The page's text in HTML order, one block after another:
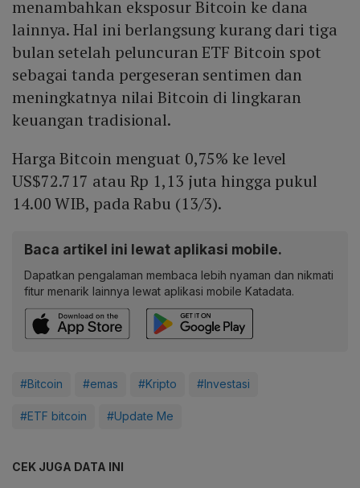
menambahkan eksposur Bitcoin ke dana
lainnya. Hal ini berlangsung kurang dari tiga
bulan setelah peluncuran ETF Bitcoin spot
sebagai tanda pergeseran sentimen dan
meningkatnya nilai Bitcoin di lingkaran
keuangan tradisional.
Harga Bitcoin menguat 0,75% ke level
US$72.717 atau Rp 1,13 juta hingga pukul
14.00 WIB, pada Rabu (13/3).
Baca artikel ini lewat aplikasi mobile.
Dapatkan pengalaman membaca lebih nyaman dan nikmati
fitur menarik lainnya lewat aplikasi mobile Katadata.
#Bitcoin #emas #Kripto #Investasi
#ETF bitcoin #Update Me
CEK JUGA DATA INI